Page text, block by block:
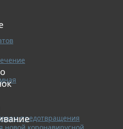
предотвращения
новой коронавирусной